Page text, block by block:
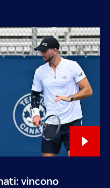
vincono